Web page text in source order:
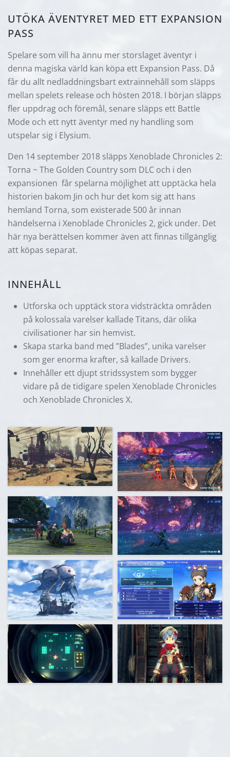
UTÖKA ÄVENTYRET MED ETT EXPANSION
PASS
Spelare som vill ha ännu mer storslaget äventyr i
denna magiska värld kan köpa ett Expansion Pass. Då
får du allt nedladdningsbart extrainnehåll som släpps
mellan spelets release och hösten 2018. I början släpps
fler uppdrag och föremål, senare släpps ett Battle
Mode och ett nytt äventyr med ny handling som
utspelar sig i Elysium.
Den 14 september 2018 släpps Xenoblade Chronicles 2:
Torna ~ The Golden Country som DLC och i den
expansionen får spelarna möjlighet att upptäcka hela
historien bakom Jin och hur det kom sig att hans
hemland Torna, som existerade 500 år innan
händelserna i Xenoblade Chronicles 2, gick under. Det
här nya berättelsen kommer även att finnas tillgänglig
att köpas separat.
INNEHÅLL
Utforska och upptäck stora vidsträckta områden
på kolossala varelser kallade Titans, där olika
civilisationer har sin hemvist.
Skapa starka band med ”Blades”, unika varelser
som ger enorma krafter, så kallade Drivers.
Innehåller ett djupt stridssystem som bygger
vidare på de tidigare spelen Xenoblade Chronicles
och Xenoblade Chronicles X.